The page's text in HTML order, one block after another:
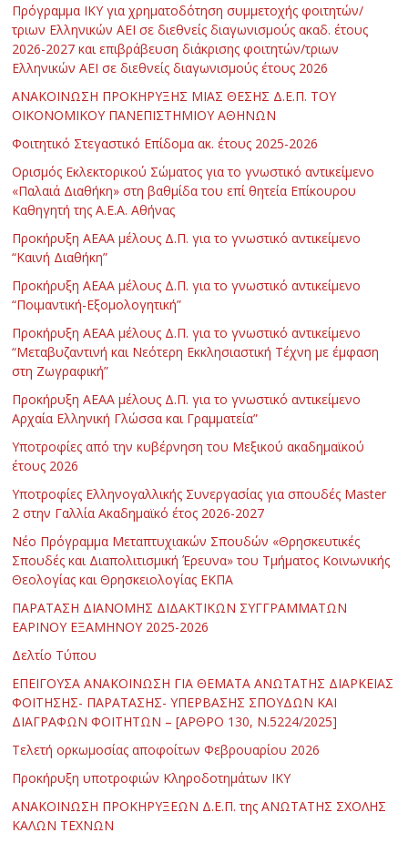
Πρόγραμμα ΙΚΥ για χρηματοδότηση συμμετοχής φοιτητών/
τριων Ελληνικών ΑΕΙ σε διεθνείς διαγωνισμούς ακαδ. έτους
2026-2027 και επιβράβευση διάκρισης φοιτητών/τριων
Ελληνικών ΑΕΙ σε διεθνείς διαγωνισμούς έτους 2026
ΑΝΑΚΟΙΝΩΣΗ ΠΡΟΚΗΡΥΞΗΣ ΜΙΑΣ ΘΕΣΗΣ Δ.Ε.Π. ΤΟΥ
ΟΙΚΟΝΟΜΙΚΟΥ ΠΑΝΕΠΙΣΤΗΜΙΟΥ ΑΘΗΝΩΝ
Φοιτητικό Στεγαστικό Επίδομα ακ. έτους 2025-2026
Ορισμός Εκλεκτορικού Σώματος για το γνωστικό αντικείμενο
«Παλαιά Διαθήκη» στη βαθμίδα του επί θητεία Επίκουρου
Καθηγητή της Α.Ε.Α. Αθήνας
Προκήρυξη ΑΕΑΑ μέλους Δ.Π. για το γνωστικό αντικείμενο
“Καινή Διαθήκη”
Προκήρυξη ΑΕΑΑ μέλους Δ.Π. για το γνωστικό αντικείμενο
“Ποιμαντική-Εξομολογητική”
Προκήρυξη ΑΕΑΑ μέλους Δ.Π. για το γνωστικό αντικείμενο
“Μεταβυζαντινή και Νεότερη Εκκλησιαστική Τέχνη με έμφαση
στη Ζωγραφική”
Προκήρυξη ΑΕΑΑ μέλους Δ.Π. για το γνωστικό αντικείμενο
Αρχαία Ελληνική Γλώσσα και Γραμματεία”
Υποτροφίες από την κυβέρνηση του Μεξικού ακαδημαϊκού
έτους 2026
Υποτροφίες Ελληνογαλλικής Συνεργασίας για σπουδές Master
2 στην Γαλλία Ακαδημαϊκό έτος 2026-2027
Νέο Πρόγραμμα Μεταπτυχιακών Σπουδών «Θρησκευτικές
Σπουδές και Διαπολιτισμική Έρευνα» του Τμήματος Κοινωνικής
Θεολογίας και Θρησκειολογίας ΕΚΠΑ
ΠΑΡΑΤΑΣΗ ΔΙΑΝΟΜΗΣ ΔΙΔΑΚΤΙΚΩΝ ΣΥΓΓΡΑΜΜΑΤΩΝ
ΕΑΡΙΝΟΥ ΕΞΑΜΗΝΟΥ 2025-2026
Δελτίο Τύπου
ΕΠΕΙΓΟΥΣΑ ΑΝΑΚΟΙΝΩΣΗ ΓΙΑ ΘΕΜΑΤΑ ΑΝΩΤΑΤΗΣ ΔΙΑΡΚΕΙΑΣ
ΦΟΙΤΗΣΗΣ- ΠΑΡΑΤΑΣΗΣ- ΥΠΕΡΒΑΣΗΣ ΣΠΟΥΔΩΝ ΚΑΙ
ΔΙΑΓΡΑΦΩΝ ΦΟΙΤΗΤΩΝ – [ΑΡΘΡΟ 130, Ν.5224/2025]
Τελετή ορκωμοσίας αποφοίτων Φεβρουαρίου 2026
Προκήρυξη υποτροφιών Κληροδοτημάτων ΙΚΥ
ΑΝΑΚΟΙΝΩΣΗ ΠΡΟΚΗΡΥΞΕΩΝ Δ.Ε.Π. της ΑΝΩΤΑΤΗΣ ΣΧΟΛΗΣ
ΚΑΛΩΝ ΤΕΧΝΩΝ